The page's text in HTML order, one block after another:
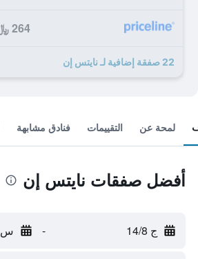
264 ﷼
22 صفقة إضافية لـ نايتس إن
لمحة عن التقييمات فنادق مشابهة
أفضل صفقات نايتس إن
ج 14/8 - س 15/8